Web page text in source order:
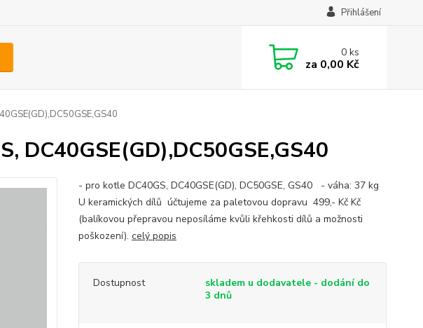
Přihlášení
0ks
za 0,00 Kč
DC40GSE(GD),DC50GSE,GS40
- pro kotle DC40GS, DC40GSE(GD), DC50GSE, GS40 - váha: 37 kg
U keramických dílů účtujeme za paletovou dopravu 499,- Kč Kč
(balíkovou přepravou neposíláme kvůli křehkosti dílů a možnosti
poškození). celý popis
Dostupnost
skladem u dodavatele - dodání do
3 dnů